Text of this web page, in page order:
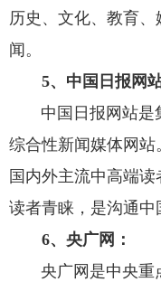
历史、文化、教育
闻。
5、中国日报网
中国日报网站是
综合性新闻媒体网站
国内外主流中高端
读者青睐，是沟通中
6、央广网：
央广网 是中央重